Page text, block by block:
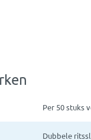
Per 50 stuks
Dubbele